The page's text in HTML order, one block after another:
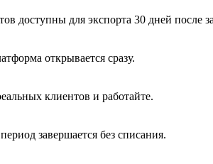
доступны для экспорта 30 дней
открывается сразу.
клиентов и работайте.
завершается без списания.